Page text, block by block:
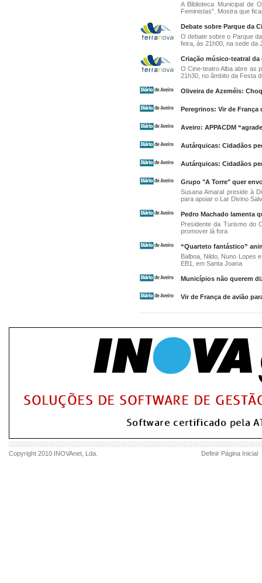
A Biblioteca Municipal de
Feministas”. Mostra que
Debate sobre Parque da
O debate sobre o Parque
feira, às 21h00, na sede da
Criação músico-teatral
O Cine-teatro Alba abre as
21h30, no âmbito da Festa
Oliveira de Azeméis:
Peregrinos: Vir de França
Aveiro: APPACDM
Autárquicas: Cidadãos
Autárquicas: Cidadãos
Grupo "A Torre" quer
Susana Amaral preside à
para apoiar o Lar Divino
Pedro Machado lamenta
Presidente da Turismo do
promover lá fora
“Quarteto fantástico”
Balboa, Nildo, Nuno Lopes
EB1, em Santa Joana
Municípios não querem
Vir de França de avião
Copyright 2010 INOVAnet , Lda. Definir Página Inicial